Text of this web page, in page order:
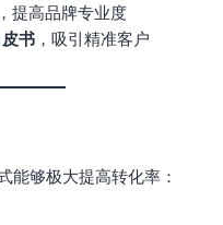
，提高品牌专业度
书 ，吸引精准客户
能够极大提高转化率：